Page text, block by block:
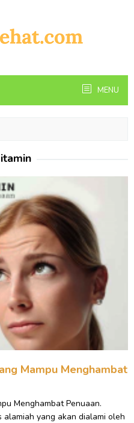
MENU
Mampu Menghambat
Menghambat Penuaan.
yang akan dialami oleh